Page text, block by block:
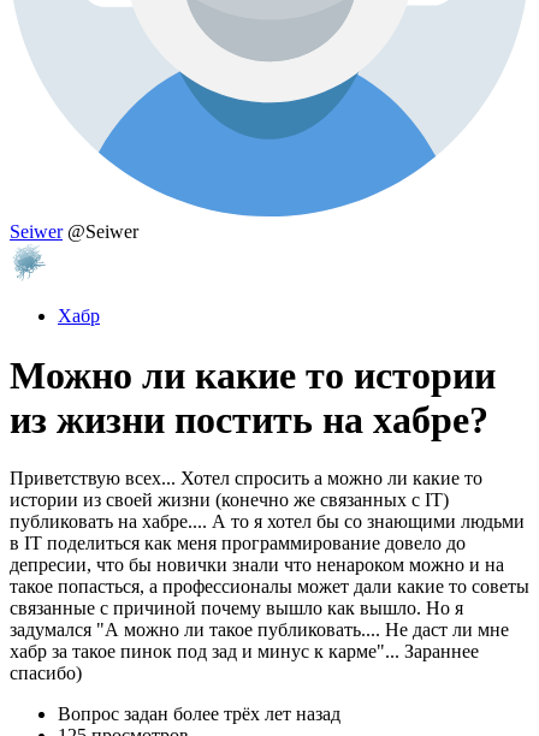
Seiwer @Seiwer
Хабр
Можно ли какие то истории
из жизни постить на хабре?
Приветствую всех... Хотел спросить а можно ли какие то
истории из своей жизни (конечно же связанных с IT)
публиковать на хабре.... А то я хотел бы со знающими людьми
в IT поделиться как меня программирование довело до
депресии, что бы новички знали что ненароком можно и на
такое попасться, а профессионалы может дали какие то советы
связанные с причиной почему вышло как вышло. Но я
задумался "А можно ли такое публиковать.... Не даст ли мне
хабр за такое пинок под зад и минус к карме"... Зараннее
спасибо)
Вопрос задан более трёх лет назад